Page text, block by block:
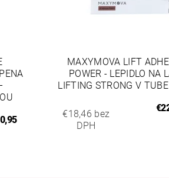
MAXYMOVA LIFT
POWER - LEPIDLO NA
LIFTING STRONG V
€18,46 bez
DPH